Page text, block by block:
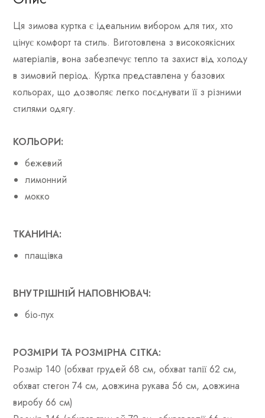
Ця зимова куртка є ідеальним вибором для тих, хто
цінує комфорт та стиль. Виготовлена з високоякісних
матеріалів, вона забезпечує тепло та захист від холоду
в зимовий період. Куртка представлена у базових
кольорах, що дозволяє легко поєднувати її з різними
стилями одягу.
КОЛЬОРИ:
бежевий
лимонний
мокко
ТКАНИНА:
плащівка
ВНУТРІШНІЙ НАПОВНЮВАЧ:
біо-пух
РОЗМІРИ ТА РОЗМІРНА СІТКА:
Розмір 140 (обхват грудей 68 см, обхват талії 62 см,
обхват стегон 74 см, довжина рукава 56 см, довжина
виробу 66 см)